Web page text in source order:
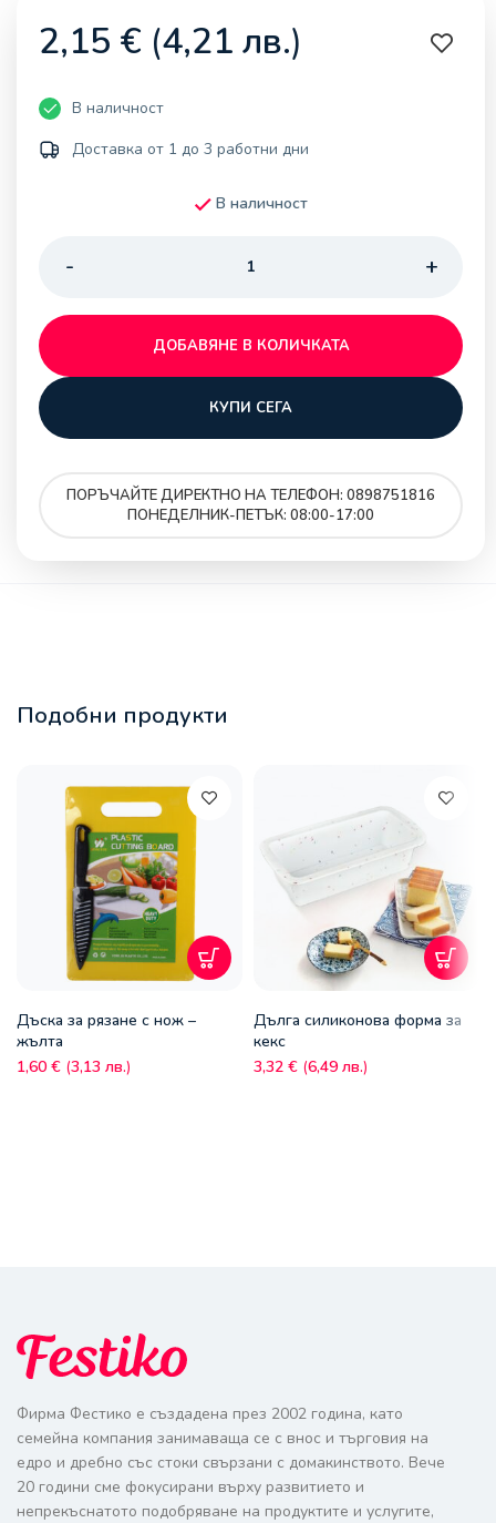
2,15 € (4,21 лв.)
В наличност
Доставка от 1 до 3 работни дни
В наличност
ДОБАВЯНЕ В КОЛИЧКАТА
КУПИ СЕГА
ПОРЪЧАЙТЕ ДИРЕКТНО НА ТЕЛЕФОН: 0898751816
ПОНЕДЕЛНИК-ПЕТЪК: 08:00-17:00
Подобни продукти
Дъска за рязане с нож –
жълта
1,60 € (3,13 лв.)
Дълга силиконова форма за
кекс
3,32 € (6,49 лв.)
Фирма Фестико е създадена през 2002 година, като
семейна компания занимаваща се с внос и търговия на
едро и дребно със стоки свързани с домакинството. Вече
20 години сме фокусирани върху развитието и
непрекъснатото подобряване на продуктите и услугите,